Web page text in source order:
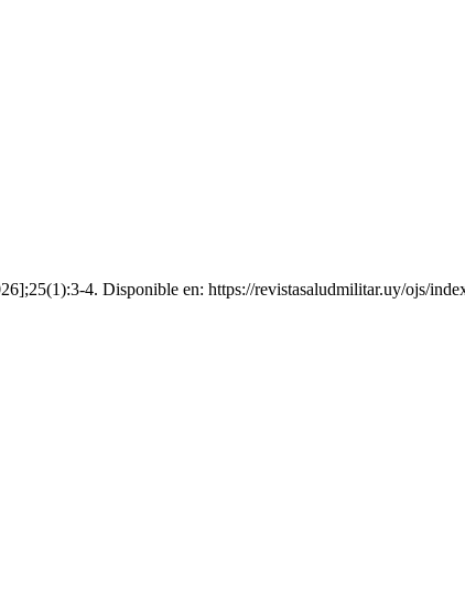
4. Disponible en: https://revistasaludmilitar.uy/ojs/